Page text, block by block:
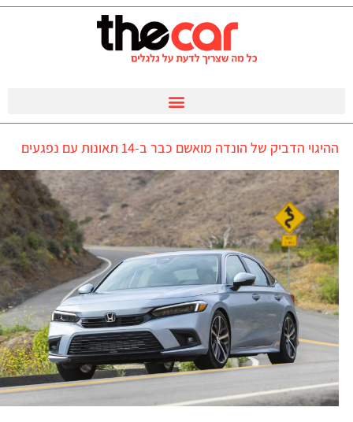
ההיגוי הדביק של הונדה מואשם כבר ב-14 תאונות עם נפגעים